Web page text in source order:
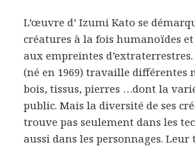
L’œuvre d’ Izumi Kato se
créatures à la fois humanoïdes
aux empreintes
(né en 1969) travaille différentes
bois, tissus, pierres …dont la
public. Mais la diversité de ses
trouve pas seulement dans les
aussi dans les personnages.